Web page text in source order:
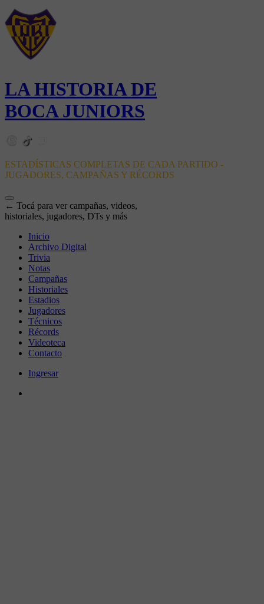
LA HISTORIA DE
BOCA JUNIORS
ESTADÍSTICAS COMPLETAS DE CADA PARTIDO -
JUGADORES, CAMPAÑAS Y RÉCORDS
← Tocá para ver campañas, videos,
historiales, jugadores, DTs y más
Inicio
Archivo Digital
Trivia
Notas
Campañas
Historiales
Estadios
Jugadores
Técnicos
Récords
Videoteca
Contacto
Ingresar